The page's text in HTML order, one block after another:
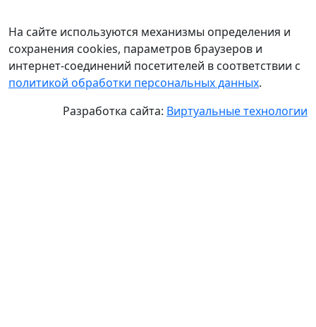
На сайте используются механизмы определения и
сохранения cookies, параметров браузеров и
интернет-соединений посетителей в соответствии с
политикой обработки персональных данных.
Разработка сайта: Виртуальные технологии